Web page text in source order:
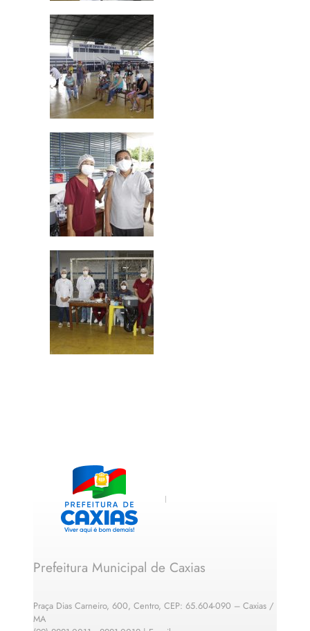
Prefeitura Municipal de Caxias
Praça Dias Carneiro, 600, Centro, CEP: 65.604-090 – Caxias /
MA